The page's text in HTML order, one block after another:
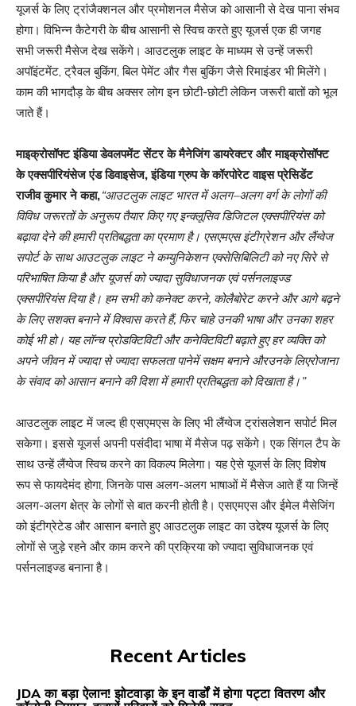
यूजर्स के लिए ट्रांजैक्शनल और प्रमोशनल मैसेज को आसानी से देख पाना संभव
होगा। विभिन्न कैटेगरी के बीच आसानी से स्विच करते हुए यूजर्स एक ही जगह
सभी जरूरी मैसेज देख सकेंगे। आउटलुक लाइट के माध्यम से उन्हें जरूरी
अपॉइंटमेंट, ट्रैवल बुकिंग, बिल पेमेंट और गैस बुकिंग जैसे रिमाइंडर भी मिलेंगे।
काम की भागदौड़ के बीच अक्सर लोग इन छोटी-छोटी लेकिन जरूरी बातों को भूल
जाते हैं।
माइक्रोसॉफ्ट इंडिया डेवलपमेंट सेंटर के मैनेजिंग डायरेक्टर और माइक्रोसॉफ्ट
के एक्सपीरियंसेज एंड डिवाइसेज,इंडिया ग्रुप के कॉरपोरेट वाइस प्रेसिडेंट
राजीव कुमार ने कहा,“आउटलुक लाइट भारत में अलग–अलग वर्ग के लोगों की
विविध जरूरतों के अनुरूप तैयार किए गए इन्क्लूसिव डिजिटल एक्सपीरियंस को
बढ़ावा देने की हमारी प्रतिबद्धता का प्रमाण है। एसएमएस इंटीग्रेशन और लैंग्वेज
सपोर्ट के साथ आउटलुक लाइट ने कम्युनिकेशन एक्सेसिबिलिटी को नए सिरे से
परिभाषित किया है और यूजर्स को ज्यादा सुविधाजनक एवं पर्सनलाइज्ड
एक्सपीरियंस दिया है। हम सभी को कनेक्ट करने, कोलैबोरेट करने और आगे बढ़ने
के लिए सशक्त बनाने में विश्वास करते हैं, फिर चाहे उनकी भाषा और उनका शहर
कोई भी हो। यह लॉन्च प्रोडक्टिविटी और कनेक्टिविटी बढ़ाते हुए हर व्यक्ति को
अपने जीवन में ज्यादा से ज्यादा सफलता पानेमें सक्षम बनाने औरउनके लिएरोजाना
के संवाद को आसान बनाने की दिशा में हमारी प्रतिबद्धता को दिखाता है। ”
आउटलुक लाइट में जल्द ही एसएमएस के लिए भी लैंग्वेज ट्रांसलेशन सपोर्ट मिल
सकेगा। इससे यूजर्स अपनी पसंदीदा भाषा में मैसेज पढ़ सकेंगे। एक सिंगल टैप के
साथ उन्हें लैंग्वेज स्विच करने का विकल्प मिलेगा। यह ऐसे यूजर्स के लिए विशेष
रूप से फायदेमंद होगा, जिनके पास अलग-अलग भाषाओं में मैसेज आते हैं या जिन्हें
अलग-अलग क्षेत्र के लोगों से बात करनी होती है। एसएमएस और ईमेल मैसेजिंग
को इंटीग्रेटेड और आसान बनाते हुए आउटलुक लाइट का उद्देश्य यूजर्स के लिए
लोगों से जुड़े रहने और काम करने की प्रक्रिया को ज्यादा सुविधाजनक एवं
पर्सनलाइज्ड बनाना है।
Recent Articles
JDA का बड़ा ऐलान! झोटवाड़ा के इन वार्डों में होगा पट्टा वितरण और